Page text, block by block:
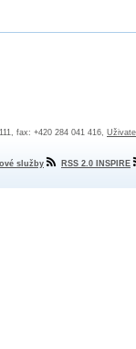
fax: +420 284 041 416,
služby RSS 2.0 INSPIRE